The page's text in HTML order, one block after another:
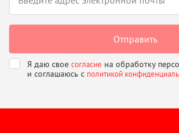
Я даю свое согласие на обработку
и соглашаюсь с политикой